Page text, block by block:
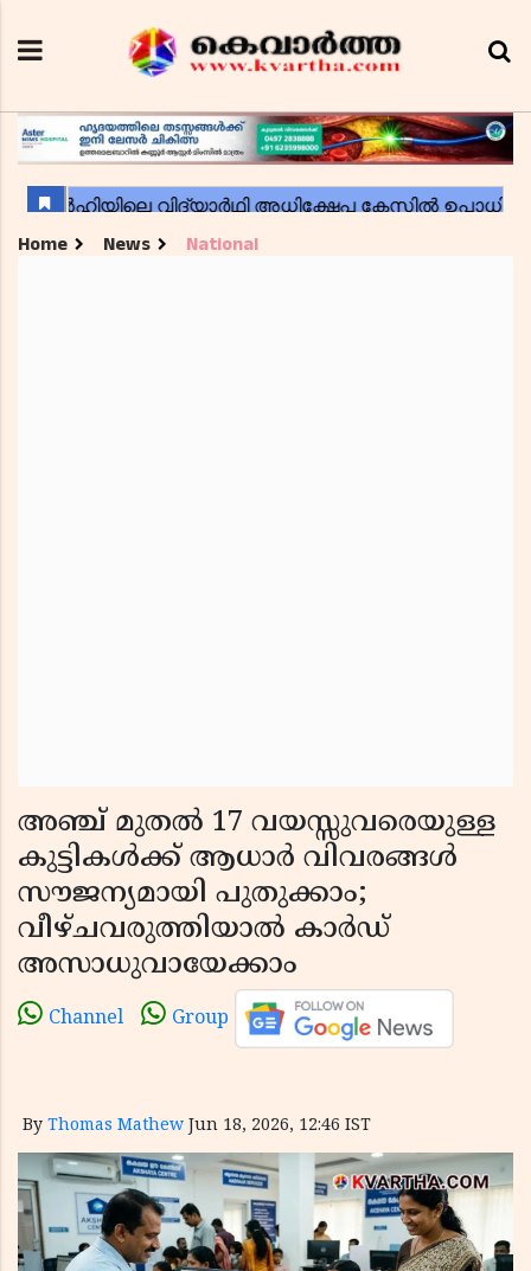
Home News National
അഞ്ച് മുതൽ 17 വയസ്സുവരെയുള്ള
കുട്ടികൾക്ക് ആധാർ വിവരങ്ങൾ
സൗജന്യമായി പുതുക്കാം;
വീഴ്ചവരുത്തിയാൽ കാർഡ്
അസാധുവായേക്കാം
Channel Group
By Thomas Mathew Jun 18, 2026, 12:46 IST